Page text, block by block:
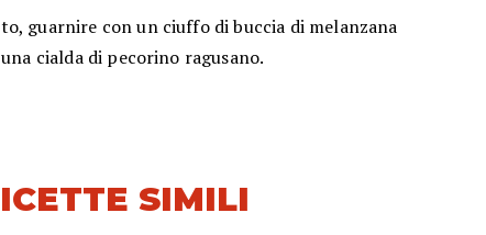
guarnire con un ciuffo di buccia di melanzana
cialda di pecorino ragusano.
SIMILI